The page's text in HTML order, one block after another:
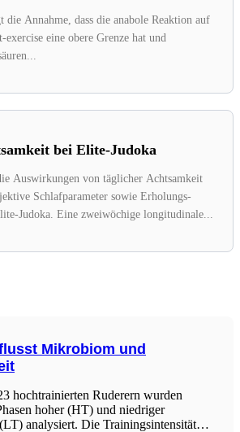
die Annahme, dass die anabole Reaktion auf
eine obere Grenze hat und
bei Elite-Judoka
Auswirkungen von täglicher Achtsamkeit
Schlafparameter sowie Erholungs-
Judoka. Eine zweiwöchige longitudinale...
Mikrobiom und
hochtrainierten Ruderern wurden
hoher (HT) und niedriger
analysiert. Die Trainingsintensität